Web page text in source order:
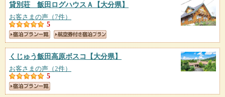
貸別荘 飯田ログハウスＡ 【大分県】
お客さまの声（7件）
5
くじゅう飯田高原ボスコ 【大分県】
お客さまの声（2件）
5